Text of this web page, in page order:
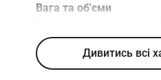
Вага та об'єми
Об'єм паливного баку,
л
Споряджена вага, кг
Дивитись всі